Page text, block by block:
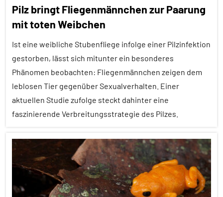
Wirbeltiere
Artikel
Ernährung
Forschung
aktuell
In
aller
Kürze
Klimawandel
anthropogene
Einflüsse
Säugetiere
Wirbeltiere
Pilz bringt Fliegenmännchen zur Paarung
mit toten Weibchen
Ist eine weibliche Stubenfliege infolge einer Pilzinfektion
gestorben, lässt sich mitunter ein besonderes
Phänomen beobachten: Fliegenmännchen zeigen dem
leblosen Tier gegenüber Sexualverhalten. Einer
aktuellen Studie zufolge steckt dahinter eine
faszinierende Verbreitungsstrategie des Pilzes.
Artikel
Themen